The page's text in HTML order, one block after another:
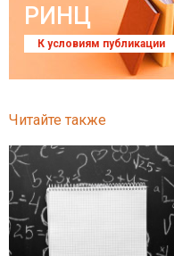
РИНЦ
К условиям публикации
Читайте также